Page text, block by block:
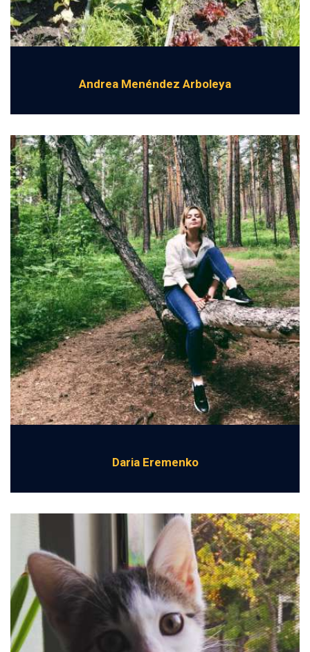
Andrea Menéndez Arboleya
Daria Eremenko